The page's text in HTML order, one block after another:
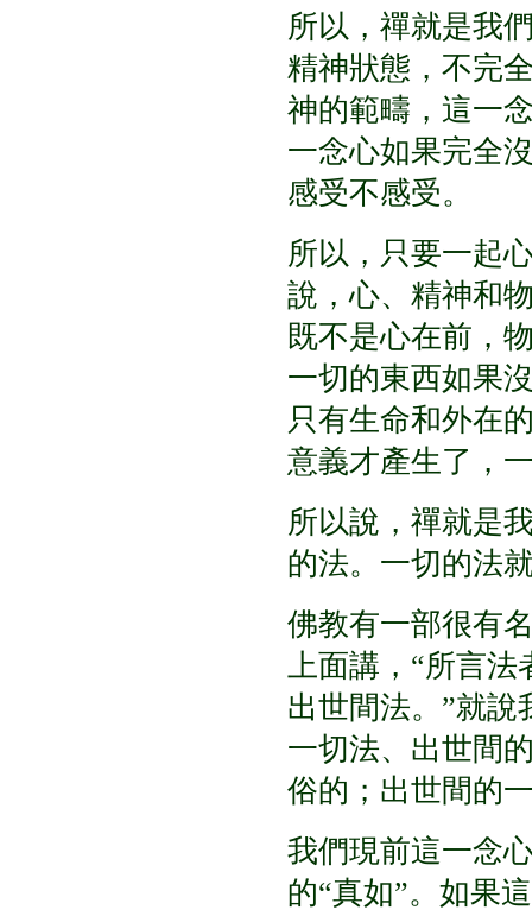
所以，禪就是我
精神狀態，不完
神的範疇，這一
一念心如果完全
感受不感受。
所以，只要一起
說，心、精神和
既不是心在前，
一切的東西如果
只有生命和外在
意義才產生了，
所以說，禪就是
的法。一切的法
佛教有一部很有
上面講， “所言法
出世間法。 ”就說
一切法、出世間
俗的；出世間的
我們現前這一念
的“真如”。如果